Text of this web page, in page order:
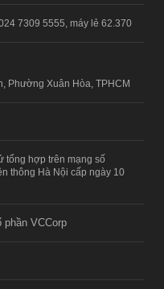
7309 5555, máy lẻ 62.370
Phường Xuân Hòa, TPHCM
tổng hợp trên mạng số
thông Hà Nội cấp ngày 10
phần VCCorp